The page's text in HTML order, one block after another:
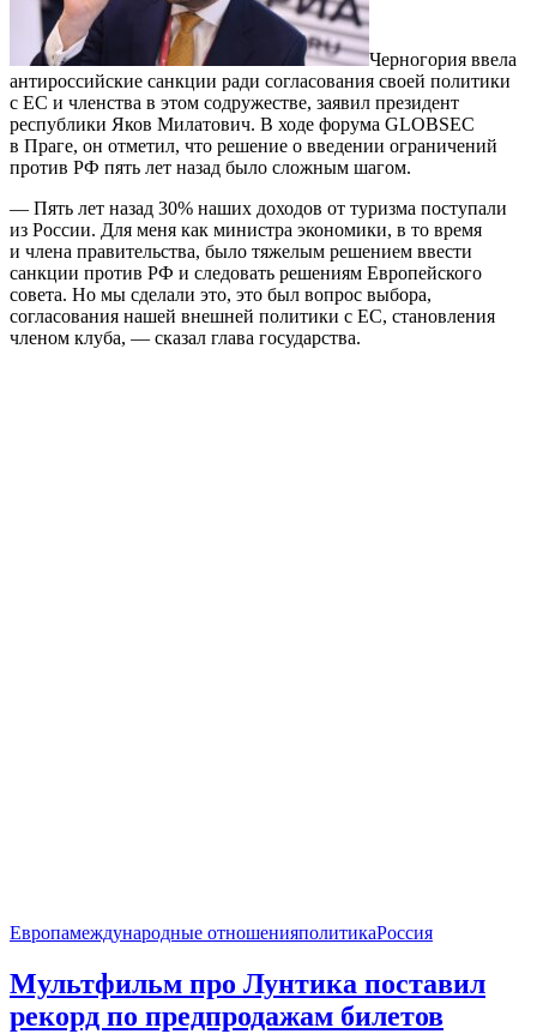
Черногория ввела
антироссийские санкции ради согласования своей политики
с ЕС и членства в этом содружестве, заявил президент
республики Яков Милатович. В ходе форума GLOBSEC
в Праге, он отметил, что решение о введении ограничений
против РФ пять лет назад было сложным шагом.
— Пять лет назад 30% наших доходов от туризма поступали
из России. Для меня как министра экономики, в то время
и члена правительства, было тяжелым решением ввести
санкции против РФ и следовать решениям Европейского
совета. Но мы сделали это, это был вопрос выбора,
согласования нашей внешней политики с ЕС, становления
членом клуба, — сказал глава государства.
Европамеждународные отношенияполитикаРоссия
Мультфильм про Лунтика поставил
рекорд по предпродажам билетов